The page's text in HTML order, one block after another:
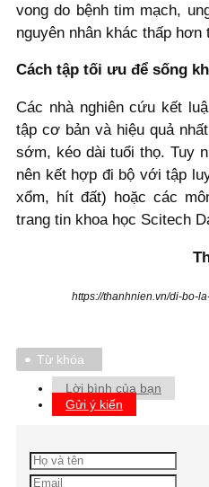
vong do bệnh tim mạch,
nguyên nhân khác thấp hơn
Cách tập tối ưu để sống
Các nhà nghiên cứu kết
tập cơ bản và hiệu quả
sớm, kéo dài tuổi thọ. Tuy
nên kết hợp đi bộ với tập
xổm, hít đất) hoặc các
trang tin khoa học Scitech
https://thanhnien.vn/di-bo-
Từ khóa
Lời bình của bạn
Gửi ý kiến